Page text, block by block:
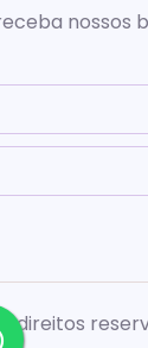
nossos
direitos